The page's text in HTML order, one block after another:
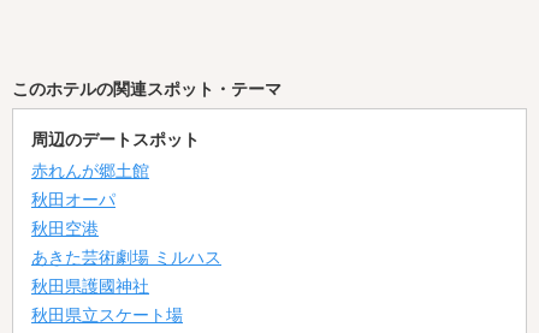
このホテルの関連スポット・テーマ
周辺のデートスポット
赤れんが郷土館
秋田オーパ
秋田空港
あきた芸術劇場 ミルハス
秋田県護國神社
秋田県立スケート場